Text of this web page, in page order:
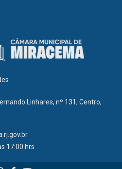
Linhares, nº 131, Centro,
17:00 hrs